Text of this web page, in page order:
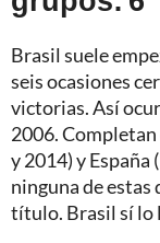
Brasil suele
seis ocasiones
victorias. Así
2006.
y 2014) y España
ninguna de estas
título. Brasil sí lo